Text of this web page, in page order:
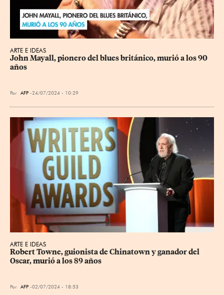
ARTE E IDEAS
John Mayall, pionero del blues británico, murió a los 90
años
Por AFP 24/07/2024 - 10:29
ARTE E IDEAS
Robert Towne, guionista de Chinatown y ganador del
Oscar, murió a los 89 años
Por AFP 02/07/2024 - 18:53